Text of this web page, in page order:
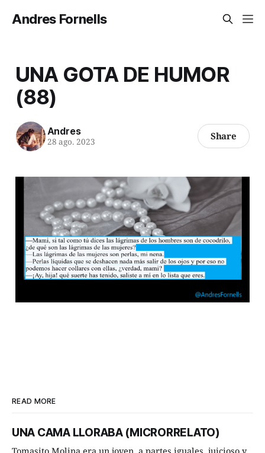
Andres Fornells
UNA GOTA DE HUMOR
(88)
Andres
28 ago. 2023 Share
READ MORE
UNA CAMA LLORABA (MICRORRELATO)
Tomasito Molina era un joven, a partes iguales, juicioso y